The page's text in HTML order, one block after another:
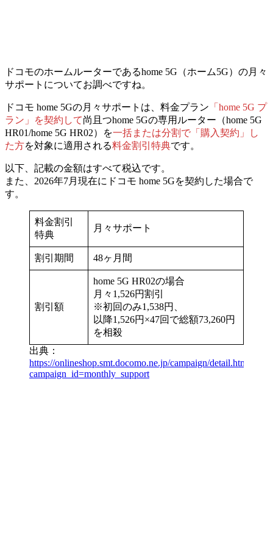
ドコモのホームルーターであるhome 5G（ホーム5G）の月々
サポートについてお調べですね。
ドコモ home 5Gの月々サポートは、 料金プラン 「home 5G プ
ラン」を契約して尚且つhome 5Gの専用ルーター（home 5G
HR01/home 5G HR02）を一括または分割で「購入契約」し
た方を対象に適用される料金割引特典です。
以下、記載の金額はすべて税込です。
また、2026年7月現在にドコモ home 5Gを契約した場合で
す。
料金割引
特典
月々サポート
割引期間 48ヶ月間
割引額
home 5G HR02の場合
月々1,526円割引
※初回のみ1,538円、
以降1,526円×47回で総額73,260円
を相殺
出典：
https://onlineshop.smt.docomo.ne.jp/campaign/detail.html?
campaign_id=monthly_support